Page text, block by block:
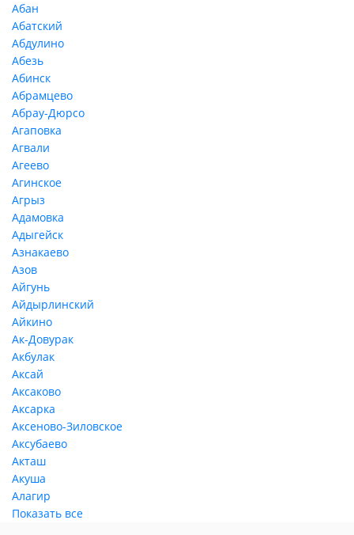
Абан
Абатский
Абдулино
Абезь
Абинск
Абрамцево
Абрау-Дюрсо
Агаповка
Агвали
Агеево
Агинское
Агрыз
Адамовка
Адыгейск
Азнакаево
Азов
Айгунь
Айдырлинский
Айкино
Ак-Довурак
Акбулак
Аксай
Аксаково
Аксарка
Аксеново-Зиловское
Аксубаево
Акташ
Акуша
Алагир
Показать все